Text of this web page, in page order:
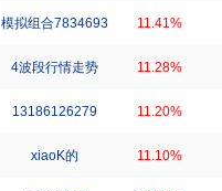
模拟组合7834693 11.41%
4波段行情走势 11.28%
13186126279 11.20%
xiaoK的 11.10%